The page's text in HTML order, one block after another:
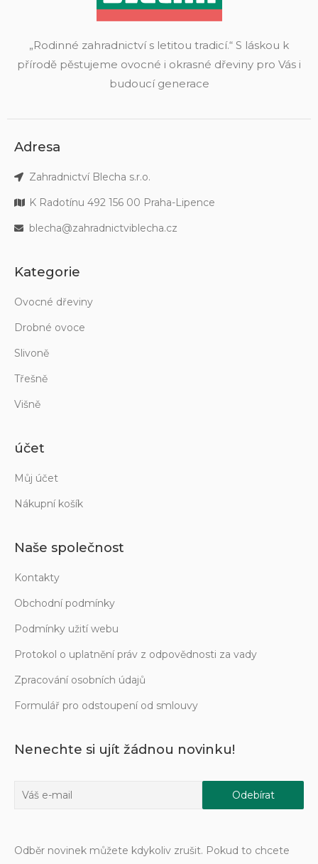
„Rodinné zahradnictví s letitou tradicí.“ S láskou k
přírodě pěstujeme ovocné i okrasné dřeviny pro Vás i
budoucí generace
Adresa
Zahradnictví Blecha s.r.o.
K Radotínu 492 156 00 Praha-Lipence
blecha@zahradnictviblecha.cz
Kategorie
Ovocné dřeviny
Drobné ovoce
Slivoně
Třešně
Višně
účet
Můj účet
Nákupní košík
Naše společnost
Kontakty
Obchodní podmínky
Podmínky užití webu
Protokol o uplatnění práv z odpovědnosti za vady
Zpracování osobních údajů
Formulář pro odstoupení od smlouvy
Nenechte si ujít žádnou novinku!
Odběr novinek můžete kdykoliv zrušit. Pokud to chcete